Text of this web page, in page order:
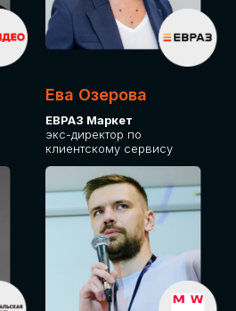
Ева Озерова
ЕВРАЗ Маркет
экс-директор по
клиентскому сервису